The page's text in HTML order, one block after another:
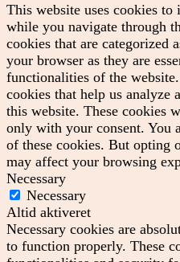
This website uses cookies
while you navigate through
cookies that are categorized
your browser as they are
functionalities of the
cookies that help us analyze
this website. These cookies
only with your consent. You
of these cookies. But opting
may affect your browsing
Necessary
Necessary
Altid aktiveret
Necessary cookies are
to function properly. These